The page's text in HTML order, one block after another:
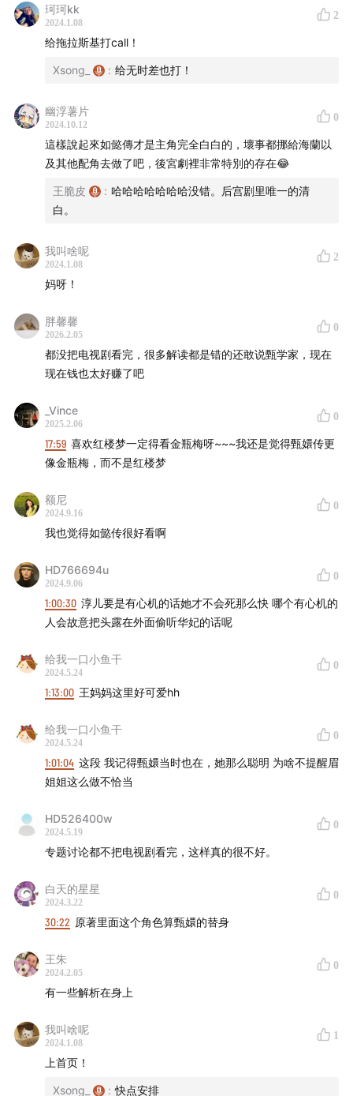
目前上线：小宇宙/喜马拉雅/网易云音乐
片头曲制作：姜之湄
头像绘制：阿鸡
珂珂kk
2024.1.08
2
给拖拉斯基打call！
Xsong_ : 给无时差也打！
幽浮薯片
2024.10.12
0
這樣說起來如懿傳才是主角完全白白的，壞事都挪給海蘭以
及其他配角去做了吧，後宮劇裡非常特別的存在😂
王脆皮 : 哈哈哈哈哈哈哈没错。后宫剧里唯一的清
白。
我叫啥呢
2024.1.08
2
妈呀！
胖馨馨
2026.2.05
0
都没把电视剧看完，很多解读都是错的还敢说甄学家，现在
现在钱也太好赚了吧
_Vince
2025.2.06
0
17:59 喜欢红楼梦一定得看金瓶梅呀~~~我还是觉得甄嬛传更
像金瓶梅，而不是红楼梦
额尼
2024.9.16
0
我也觉得如懿传很好看啊
HD766694u
2024.9.06
0
1:00:30 淳儿要是有心机的话她才不会死那么快 哪个有心机的
人会故意把头露在外面偷听华妃的话呢
给我一口小鱼干
2024.5.24
0
1:13:00 王妈妈这里好可爱hh
给我一口小鱼干
2024.5.24
0
1:01:04 这段 我记得甄嬛当时也在，她那么聪明 为啥不提醒眉
姐姐这么做不恰当
HD526400w
2024.5.19
0
专题讨论都不把电视剧看完，这样真的很不好。
白天的星星
2024.3.22
0
30:22 原著里面这个角色算甄嬛的替身
王朱
2024.2.05
0
有一些解析在身上
我叫啥呢
2024.1.08
1
上首页！
Xsong_ : 快点安排